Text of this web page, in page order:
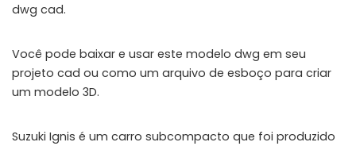
dwg cad.
Você pode baixar e usar este modelo dwg em seu
projeto cad ou como um arquivo de esboço para criar
um modelo 3D.
Suzuki Ignis é um carro subcompacto que foi produzido